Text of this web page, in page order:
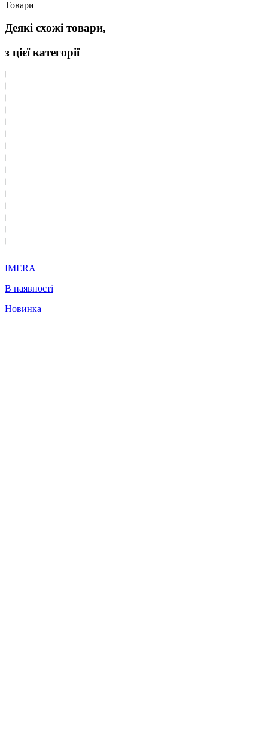
Товари
Деякі схожі товари,
з цієї категорії
IMERA
В наявності
Новинка